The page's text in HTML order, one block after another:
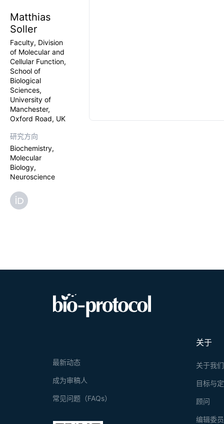
Matthias
Soller
Faculty, Division
of Molecular and
Cellular Function,
School of
Biological
Sciences,
University of
Manchester,
Oxford Road, UK
研究方向
Biochemistry,
Molecular
Biology,
Neuroscience
关于
关于我们
目标与
顾问
编辑委
最新动态
成为审稿人
常见问题（FAQs）